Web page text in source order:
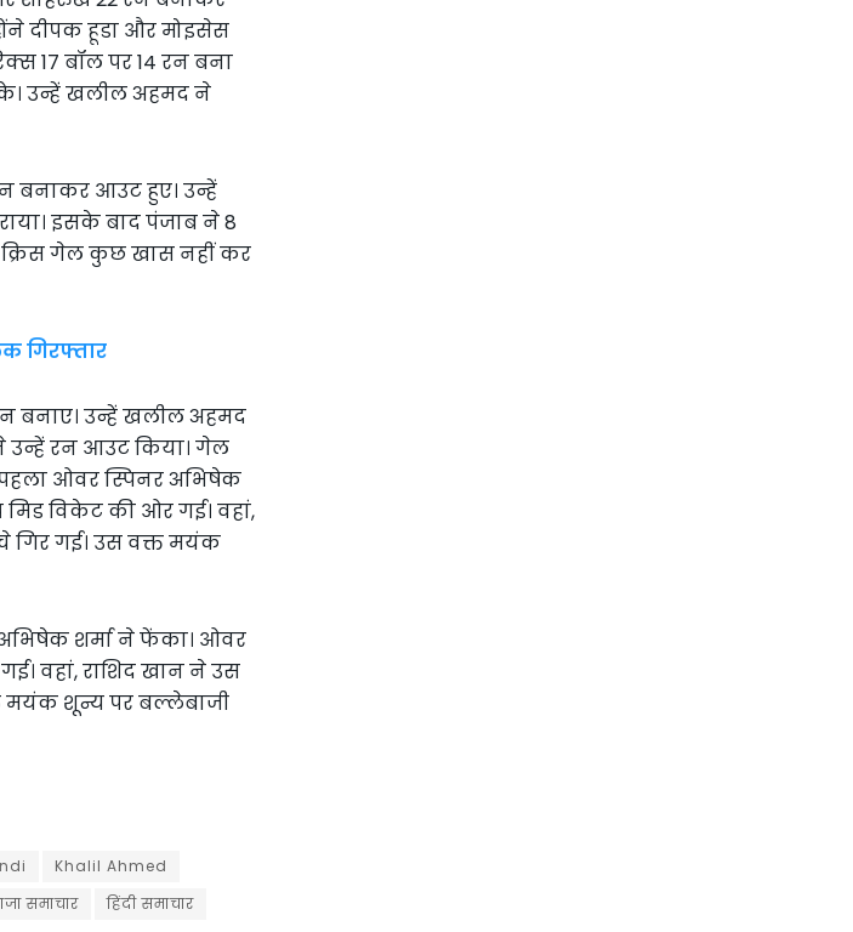
दीपक हूडा और मोइसेस
17 बॉल पर 14 रन बना
उन्हें खलील अहमद ने
बनाकर आउट हुए। उन्हें
इसके बाद पंजाब ने 8
गेल कुछ खास नहीं कर
गिरफ्तार
बनाए। उन्हें खलील अहमद
उन्हें रन आउट किया। गेल
ओवर स्पिनर अभिषेक
विकेट की ओर गई। वहां,
गिर गई। उस वक्त मयंक
शर्मा ने फेंका। ओवर
वहां, राशिद खान ने उस
मयंक शून्य पर बल्लेबाजी
Khalil Ahmed
समाचार हिंदी समाचार